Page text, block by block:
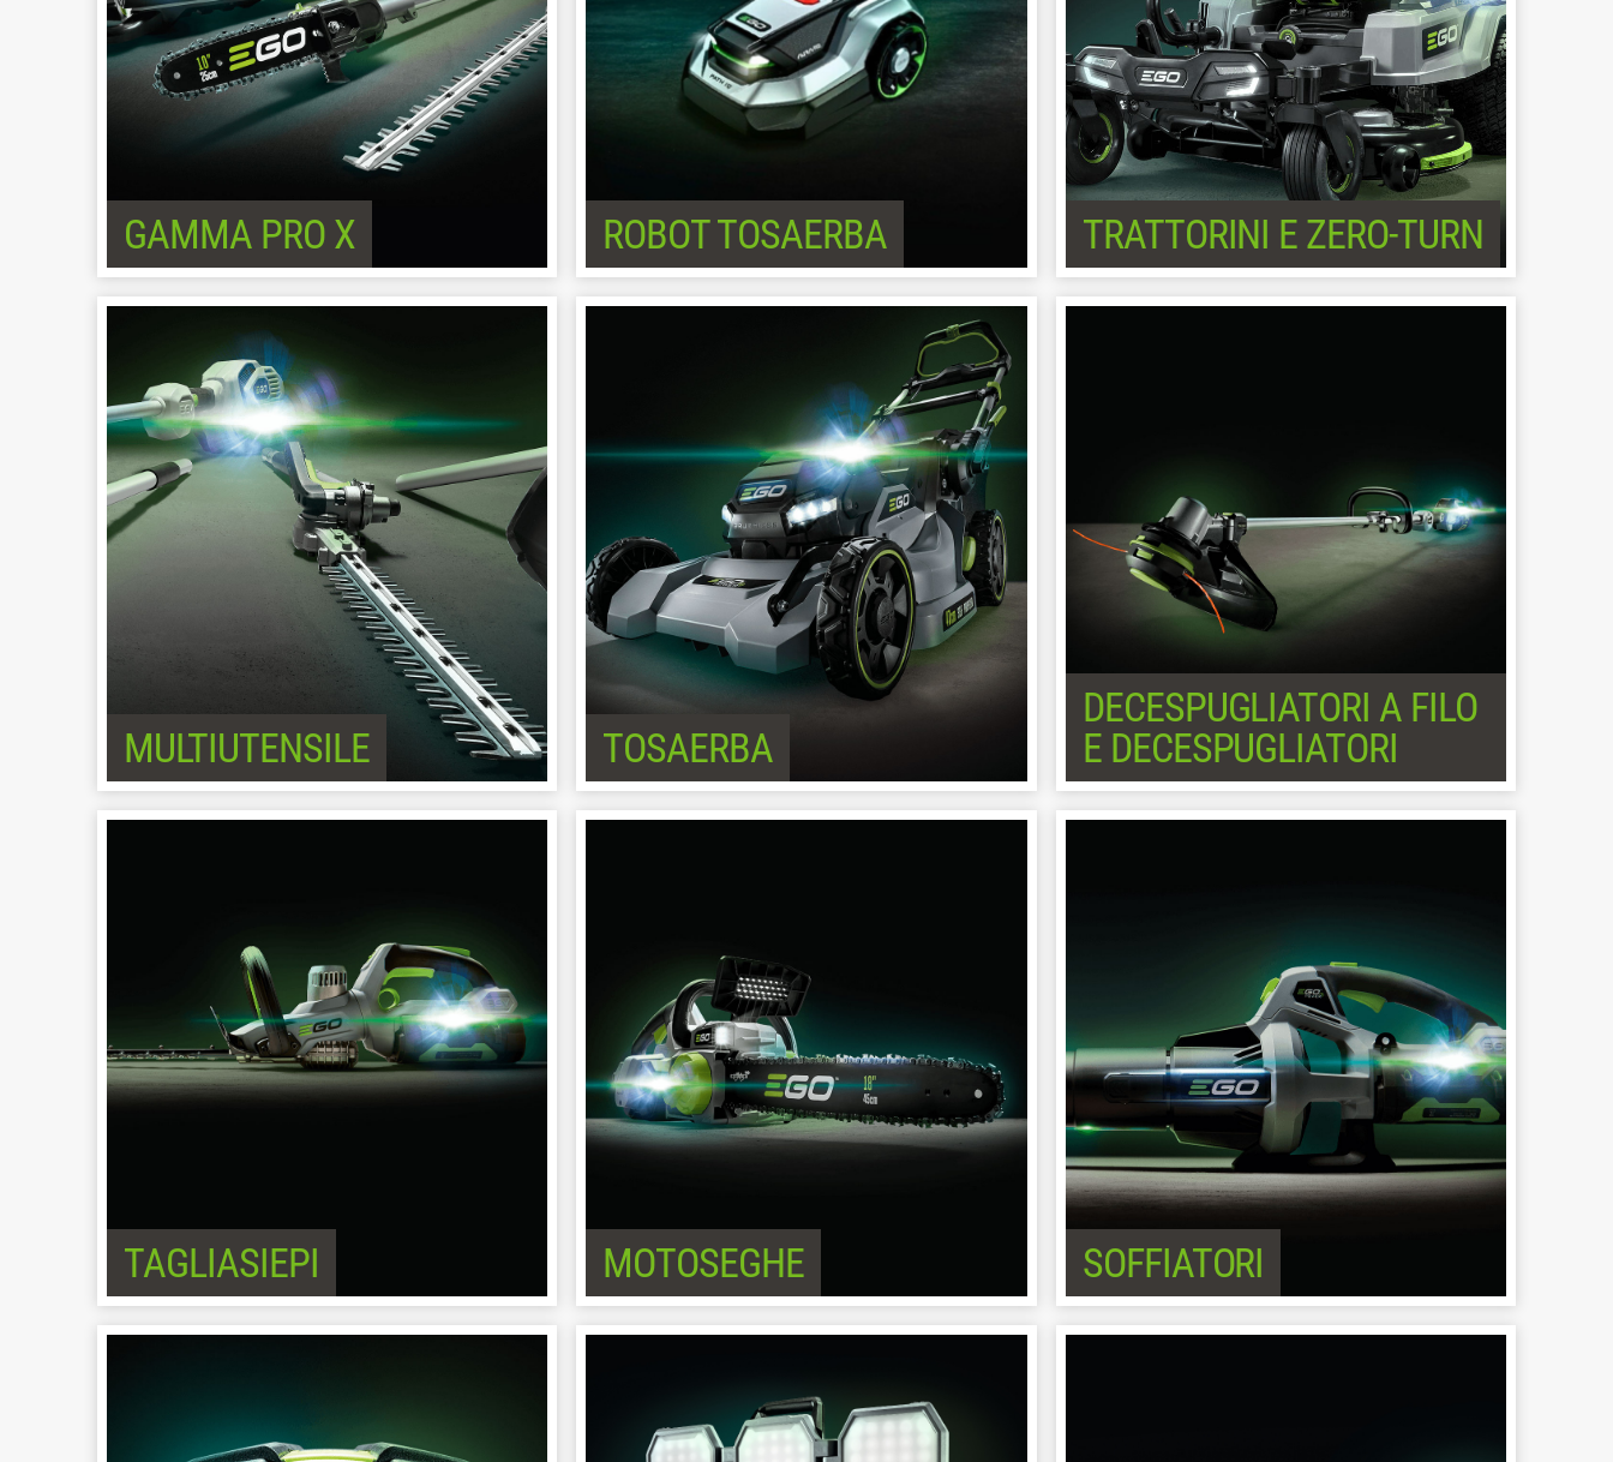
GAMMA PRO X ROBOT TOSAERBA TRATTORINI E ZERO-TURN
MULTIUTENSILE TOSAERBA
DECESPUGLIATORI A FILO
E DECESPUGLIATORI
TAGLIASIEPI MOTOSEGHE SOFFIATORI